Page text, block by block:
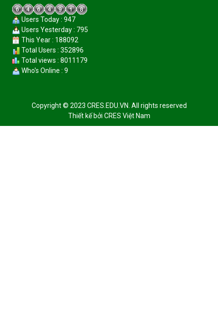
Users Today : 947
Users Yesterday : 795
This Year : 188092
Total Users : 352896
Total views : 8011179
Who's Online : 9
Copyright © 2023 CRES.EDU.VN. All rights reserved
Thiết kế bởi CRES Việt Nam